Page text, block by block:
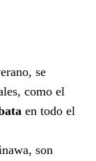
se
como el
en todo el
son